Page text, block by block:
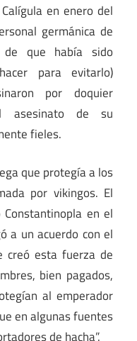
en enero del
germánica de
que había sido
para evitarlo)
por doquier
asesinato de su
fieles.
que protegía a los
por vikingos. El
en el
a un acuerdo con el
creó esta fuerza de
bien pagados,
al emperador
en algunas fuentes
de hacha”.